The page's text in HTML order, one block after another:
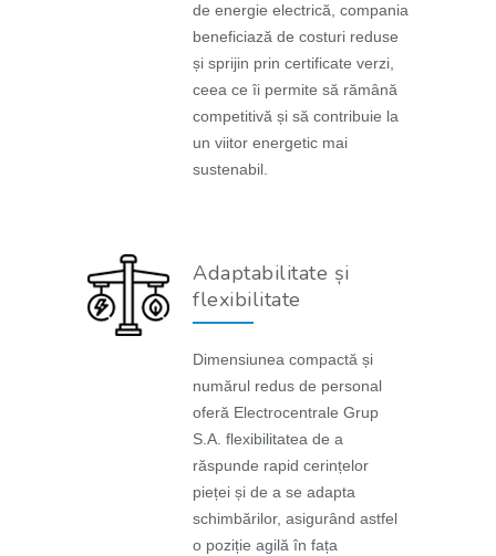
de energie electrică, compania
beneficiază de costuri reduse
și sprijin prin certificate verzi,
ceea ce îi permite să rămână
competitivă și să contribuie la
un viitor energetic mai
sustenabil.
Adaptabilitate și
flexibilitate
Dimensiunea compactă și
numărul redus de personal
oferă Electrocentrale Grup
S.A. flexibilitatea de a
răspunde rapid cerințelor
pieței și de a se adapta
schimbărilor, asigurând astfel
o poziție agilă în fața